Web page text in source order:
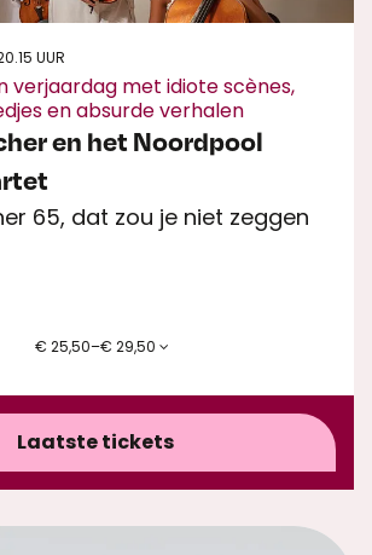
en het Noordpool
65, dat zou je niet zeggen
verjaardag met idiote scènes,
en absurde verhalen
UUR
€ 25,50–€ 29,50
Laatste tickets